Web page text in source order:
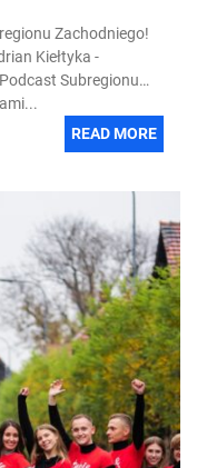
Zachodniego!
Kiełtyka -
Subregionu
READ MORE